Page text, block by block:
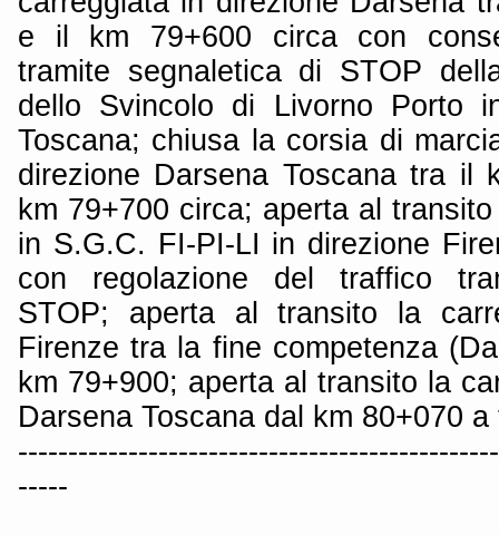
e il km 79+600 circa con
tramite segnaletica di STOP
dello Svincolo di Livorno Porto
Toscana; chiusa la corsia di
direzione Darsena Toscana tra il
km 79+700 circa; aperta al
in S.G.C. FI-PI-LI in direzione
con regolazione del traffico
STOP; aperta al transito la
Firenze tra la fine competenza
km 79+900; aperta al transito la
Darsena Toscana dal km 80+070
-----